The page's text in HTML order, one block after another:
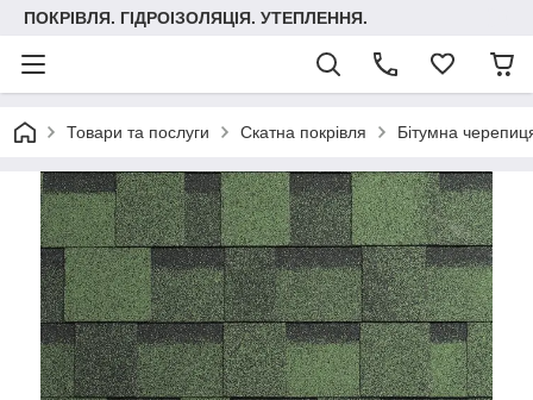
ПОКРІВЛЯ. ГІДРОІЗОЛЯЦІЯ. УТЕПЛЕННЯ.
Товари та послуги Скатна покрівля Бітумна